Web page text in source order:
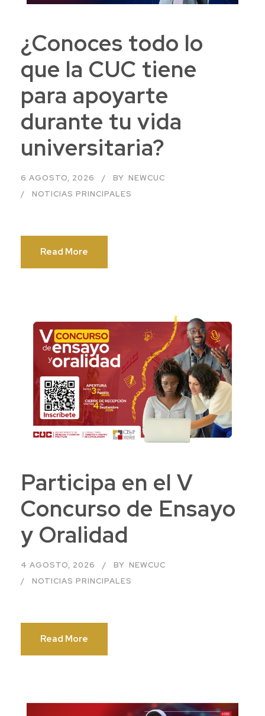
¿Conoces todo lo
que la CUC tiene
para apoyarte
durante tu vida
universitaria?
6 AGOSTO, 2026 BY NEWCUC
NOTICIAS PRINCIPALES
Read More
Participa en el V
Concurso de Ensayo
y Oralidad
4 AGOSTO, 2026 BY NEWCUC
NOTICIAS PRINCIPALES
Read More